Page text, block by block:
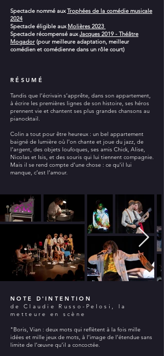
Spectacle nommé auxTrophées de la comédie musicale
2024
Spectacle éligible aux Molières 2023
Spectacle récompensé auxJacques 2019 - Théâtre
Mogador (pour meilleure adaptation, meilleur
comédien et comédienne dans un rôle court)
RÉSUMÉ
Tandis que l’écrivain s’apprête, dans son appartement,
à écrire les premières lignes de son histoire, ses héros
prennent vie et chantent ses plus grandes chansons au
pianocktail.
Colin a tout pour être heureux : un bel appartement
baigné de lumière où l’on chante et joue du jazz, de
l’argent, des objets loufoques, ses amis Chick, Alise,
Nicolas et Isis, et des souris qui lui tiennent compagnie.
Mais il se rend compte d’une chose : ce qu'il lui
manque, c’est l’amour.
NOTE D'INTENTION
de Claudie Russo-Pelosi, la
metteure en scène
"Boris, Vian : deux mots qui reflètent à la fois mille
idées et mille jeux de mots, à l’image de l’étendue sans
limite de l’œuvre qu’il a concoctée.